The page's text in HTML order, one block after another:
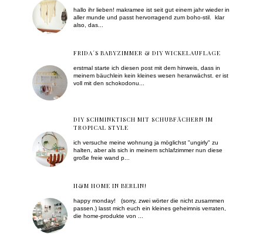
hallo ihr lieben! makramee ist seit gut einem jahr wieder in
aller munde und passt hervorragend zum boho-stil. klar
also, das...
FRIDA´S BABYZIMMER & DIY WICKELAUFLAGE
erstmal starte ich diesen post mit dem hinweis, dass in
meinem bäuchlein kein kleines wesen heranwächst. er ist
voll mit den schokodonu...
DIY SCHMINKTISCH MIT SCHUBFÄCHERN IM
TROPICAL STYLE
ich versuche meine wohnung ja möglichst "ungirly" zu
halten, aber als sich in meinem schlafzimmer nun diese
große freie wand p...
H&M HOME IN BERLIN!
happy monday! (sorry, zwei wörter die nicht zusammen
passen.) lasst mich euch ein kleines geheimnis verraten,
die home-produkte von ...